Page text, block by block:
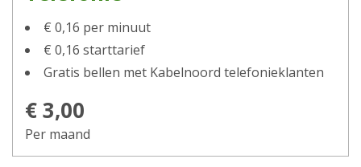
€ 0,16 per minuut
€ 0,16 starttarief
Gratis bellen met Kabelnoord telefonieklanten
€ 3,00
Per maand